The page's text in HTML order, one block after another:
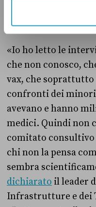
alcuni esponenti
«Io ho letto le
che non conosco,
vax, che soprattutto
confronti dei minori
avevano e hanno
medici. Quindi non
comitato consultivo
chi non la pensa
sembra
dichiarato il leader
Infrastrutture e dei